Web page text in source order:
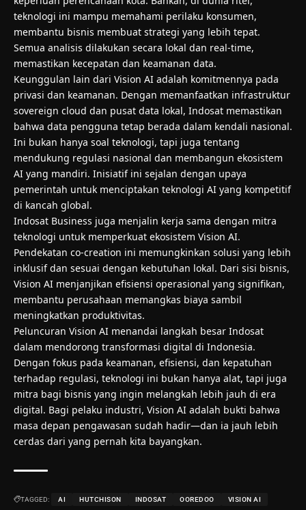
teknologi ini mampu memahami perilaku konsumen,
membantu bisnis membuat strategi yang lebih tepat.
Semua analisis dilakukan secara lokal dan real-time,
memastikan kecepatan dan keamanan data.
Keunggulan lain dari Vision AI adalah komitmennya pada
privasi dan keamanan. Dengan memanfaatkan infrastruktur
sovereign cloud dan pusat data lokal, Indosat memastikan
bahwa data pengguna tetap berada dalam kendali nasional.
Ini bukan hanya soal teknologi, tapi juga tentang
mendukung regulasi nasional dan membangun ekosistem
AI yang mandiri. Inisiatif ini sejalan dengan upaya
pemerintah untuk menciptakan teknologi AI yang kompetitif
di kancah global.
Indosat Business juga menjalin kerja sama dengan mitra
teknologi untuk memperkuat ekosistem Vision AI.
Pendekatan co-creation ini memungkinkan solusi yang lebih
inklusif dan sesuai dengan kebutuhan lokal. Dari sisi bisnis,
Vision AI menjanjikan efisiensi operasional yang signifikan,
membantu perusahaan memangkas biaya sambil
meningkatkan produktivitas.
Peluncuran Vision AI menandai langkah besar Indosat
dalam mendorong transformasi digital di Indonesia.
Dengan fokus pada keamanan, efisiensi, dan kepatuhan
terhadap regulasi, teknologi ini bukan hanya alat, tapi juga
mitra bagi bisnis yang ingin melangkah lebih jauh di era
digital. Bagi pelaku industri, Vision AI adalah bukti bahwa
masa depan pengawasan sudah hadir—dan ia jauh lebih
cerdas dari yang pernah kita bayangkan.
TAGGED: AI HUTCHISON INDOSAT OOREDOO VISION AI